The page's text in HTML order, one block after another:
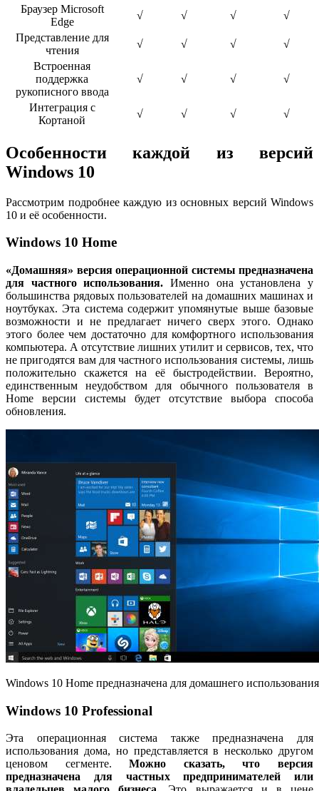
Браузер Microsoft
Edge
√ √ √
√
Представление для
чтения
√ √ √
√
Встроенная
поддержка
рукописного ввода
√ √ √ √
Интеграция с
Кортаной
√ √ √ √
Особенности каждой из версий
Windows 10
Рассмотрим подробнее каждую из основных версий Windows
10 и её особенности.
Windows 10 Home
«Домашняя» версия операционной системы предназначена
для частного использования. Именно она установлена у
большинства рядовых пользователей на домашних машинах и
ноутбуках. Эта система содержит упомянутые выше базовые
возможности и не предлагает ничего сверх этого. Однако
этого более чем достаточно для комфортного использования
компьютера. А отсутствие лишних утилит и сервисов, тех, что
не пригодятся вам для частного использования системы, лишь
положительно скажется на её быстродействии. Вероятно,
единственным неудобством для обычного пользователя в
Home версии системы будет отсутствие выбора способа
обновления.
Windows 10 Home предназначена для домашнего использования
Windows 10 Professional
Эта операционная система также предназначена для
использования дома, но представляется в несколько другом
ценовом сегменте.Можно сказать, что версия
предназначена для частных предпринимателей или